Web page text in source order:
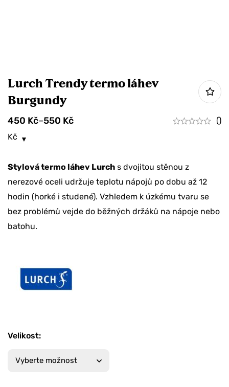
Lurch Trendy termo láhev
Burgundy
450 Kč–550 Kč
()
Kč
Stylová termo láhev Lurch s dvojitou stěnou z
nerezové oceli udržuje teplotu nápojů po dobu až 12
hodin (horké i studené). Vzhledem k úzkému tvaru se
bez problémů vejde do běžných držáků na nápoje nebo
batohu.
Velikost: